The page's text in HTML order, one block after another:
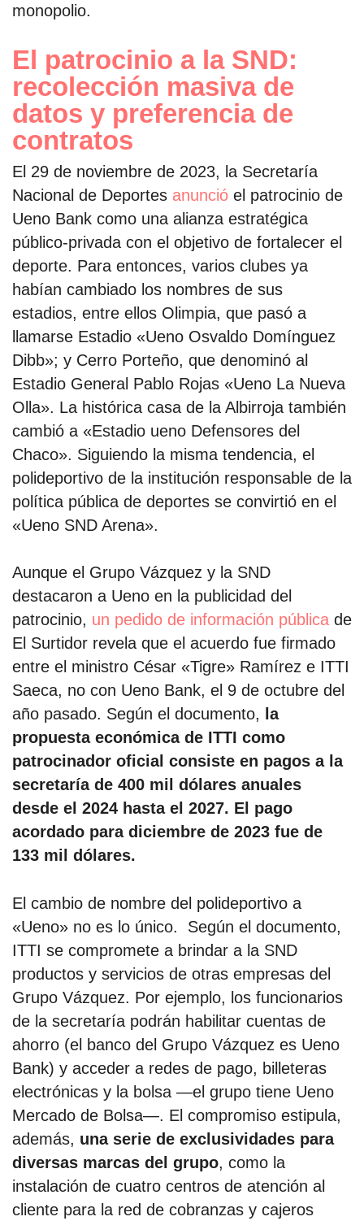
monopolio.
El patrocinio a la SND:
recolección masiva de
datos y preferencia de
contratos
El 29 de noviembre de 2023, la Secretaría
Nacional de Deportes anunció el patrocinio de
Ueno Bank como una alianza estratégica
público-privada con el objetivo de fortalecer el
deporte. Para entonces, varios clubes ya
habían cambiado los nombres de sus
estadios, entre ellos Olimpia, que pasó a
llamarse Estadio «Ueno Osvaldo Domínguez
Dibb»; y Cerro Porteño, que denominó al
Estadio General Pablo Rojas «Ueno La Nueva
Olla». La histórica casa de la Albirroja también
cambió a «Estadio ueno Defensores del
Chaco». Siguiendo la misma tendencia, el
polideportivo de la institución responsable de la
política pública de deportes se convirtió en el
«Ueno SND Arena».
Aunque el Grupo Vázquez y la SND
destacaron a Ueno en la publicidad del
patrocinio, un pedido de información pública de
El Surtidor revela que el acuerdo fue firmado
entre el ministro César «Tigre» Ramírez e ITTI
Saeca, no con Ueno Bank, el 9 de octubre del
año pasado. Según el documento, la
propuesta económica de ITTI como
patrocinador oficial consiste en pagos a la
secretaría de 400 mil dólares anuales
desde el 2024 hasta el 2027. El pago
acordado para diciembre de 2023 fue de
133 mil dólares.
El cambio de nombre del polideportivo a
«Ueno» no es lo único. Según el documento,
ITTI se compromete a brindar a la SND
productos y servicios de otras empresas del
Grupo Vázquez. Por ejemplo, los funcionarios
de la secretaría podrán habilitar cuentas de
ahorro (el banco del Grupo Vázquez es Ueno
Bank) y acceder a redes de pago, billeteras
electrónicas y la bolsa —el grupo tiene Ueno
Mercado de Bolsa—. El compromiso estipula,
además, una serie de exclusividades para
diversas marcas del grupo, como la
instalación de cuatro centros de atención al
cliente para la red de cobranzas y cajeros